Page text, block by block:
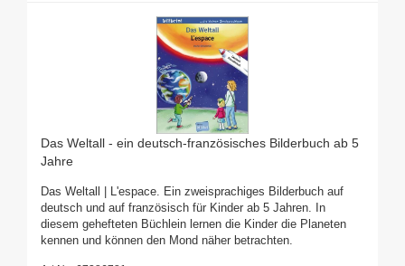
Das Weltall - ein deutsch-französisches Bilderbuch ab 5
Jahre
Das Weltall | L'espace. Ein zweisprachiges Bilderbuch auf
deutsch und auf französisch für Kinder ab 5 Jahren. In
diesem gehefteten Büchlein lernen die Kinder die Planeten
kennen und können den Mond näher betrachten.